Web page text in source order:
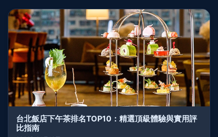
台北飯店下午茶排名TOP10：精選頂級體驗與實用評
比指南